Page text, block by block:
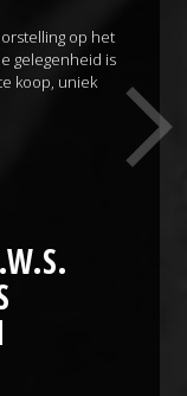
op het
gelegenheid is
koop, uniek